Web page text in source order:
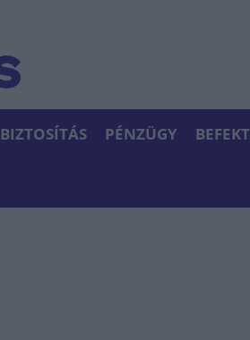
BIZTOSÍTÁS PÉNZÜGY